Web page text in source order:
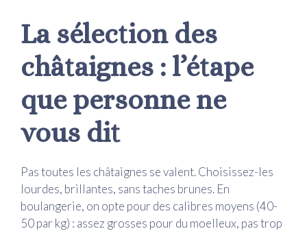
La sélection des
châtaignes : l’étape
que personne ne
vous dit
Pas toutes les châtaignes se valent. Choisissez-les
lourdes, brillantes, sans taches brunes. En
boulangerie, on opte pour des calibres moyens (40-
50 par kg) : assez grosses pour du moelleux, pas trop